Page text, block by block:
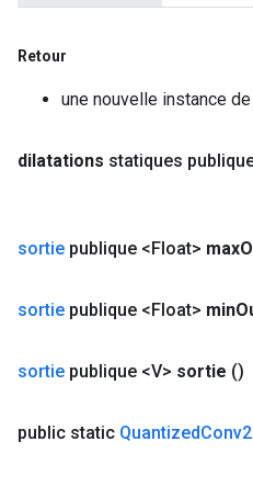
Retour
une nouvelle instance
dilatations statiques
sortie publique <Float> max
sortie publique <Float> min
sortie publique <V> sortie ()
public static Quantized